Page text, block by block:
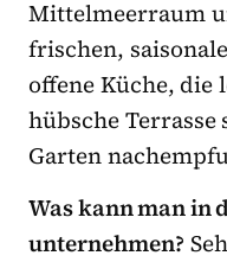
Mittelmeerraum
frischen,
offene Küche, die
hübsche
Garten
Was kann man in
unternehmen?